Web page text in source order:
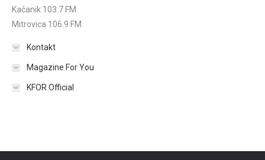
Kačanik 103.7 FM
Mitrovica 106.9 FM
Kontakt
Magazine For You
KFOR Official